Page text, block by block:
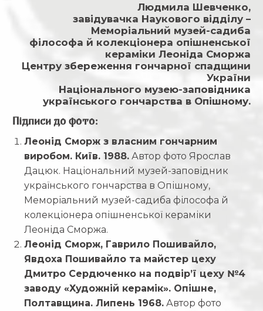
Людмила Шевченко,
завідувачка Наукового відділу –
Меморіальний музей-садиба
філософа й колекціонера опішненської
кераміки Леоніда Сморжа
Центру збереження гончарної спадщини
України
Національного музею-заповідника
українського гончарства в Опішному.
Підписи до фото:
Леонід Сморж з власним гончарним
виробом. Київ. 1988. Автор фото Ярослав
Дацюк. Національний музей-заповідник
українського гончарства в Опішному,
Меморіальний музей-садиба філософа й
колекціонера опішненської кераміки
Леоніда Сморжа.
Леонід Сморж, Гаврило Пошивайло,
Явдоха Пошивайло та майстер цеху
Дмитро Сердюченко на подвір’ї цеху №4
заводу «Художній керамік». Опішне,
Полтавщина. Липень 1968. Автор фото